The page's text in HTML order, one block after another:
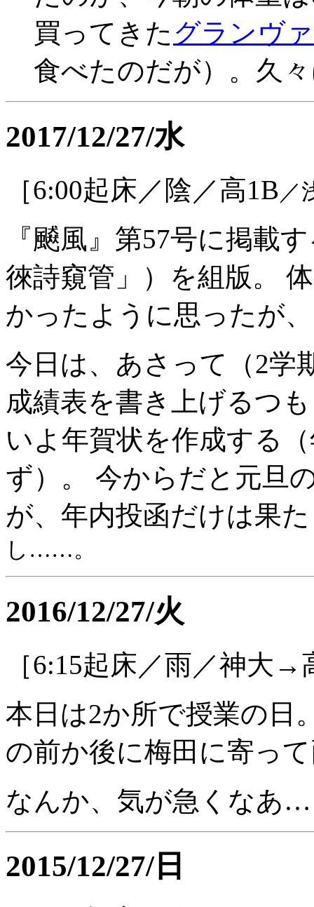
買ってきた グランヴ
食べたのだが）。久
2017/12/27/水
［6:00起床／陰／高1B ／
『飇風』第57号に掲載
徠詩窺管」）を組版。
かったように思ったが
今日は、あさって（2学
成績表を書き上げるつ
いよ年賀状を作成する
ず）。 今からだと元旦
が、年内投函だけは果
し……。
2016/12/27/火
［6:15起床／雨／神大→
本日は2か所で授業の日
の前か後に梅田に寄っ
なんか、気が急くなあ
2015/12/27/日